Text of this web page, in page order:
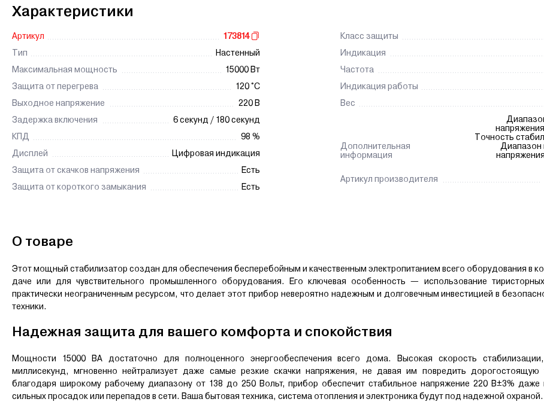
Характеристики
Артикул
173814
Тип
Настенный
Максимальная мощность
15000 Вт
Защита от перегрева
120 °С
Выходное напряжение
220 В
Задержка включения
6 секунд / 180 секунд
КПД
98 %
Дисплей
Цифровая индикация
Защита от скачков напряжения
Есть
Защита от короткого замыкания
Есть
Класс защиты
Индикация
Частота
Индикация работы
Вес
Дополнительная
информация
напряжения, В
Точность
Диапазон
Артикул производителя
О товаре
Этот мощный стабилизатор создан для обеспечения бесперебойным и качественным электропитанием всего оборудования в
даче или для чувствительного промышленного оборудования. Его ключевая особенность — использование
практически неограниченным ресурсом, что делает этот прибор невероятно надежным и долговечным инвестицией в
техники.
Надежная защита для вашего комфорта и спокойствия
Мощности 15000 ВА достаточно для полноценного энергообеспечения всего дома. Высокая скорость
миллисекунд, мгновенно нейтрализует даже самые резкие скачки напряжения, не давая им повредить дорогостоящую
благодаря широкому рабочему диапазону от 138 до 250 Вольт, прибор обеспечит стабильное напряжение 220 В±3% даже
сильных просадок или перепадов в сети. Ваша бытовая техника, система отопления и электроника будут под надежной охраной.